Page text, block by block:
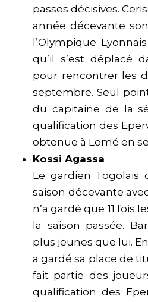
passes décisives.
année décevante
l’Olympique
qu’il s’est déplacé
pour rencontrer les
septembre. Seul
du capitaine de la
qualification des
obtenue à Lomé en
Kossi Agassa
Le gardien Togolais
saison décevante
n’a gardé que 11 fois
la saison passée.
plus jeunes que lui.
a gardé sa place de
fait partie des
qualification des